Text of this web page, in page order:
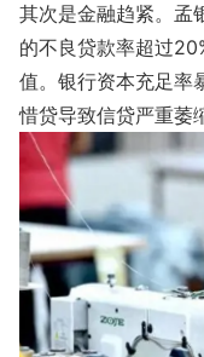
其次是金融趋紧。孟
的不良贷款率超过
值。银行资本充足率
惜贷导致信贷严重萎